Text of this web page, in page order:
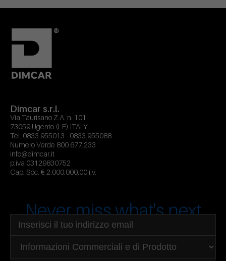
Dimcar s.r.l.
Via Taurisano Z.A. n. 101
73059 Ugento (LE) ITALY
Tel. 0833.955013 - 0833.955088
Numero Verde 800.677.233
info@dimcar.it
p.iva 03129830752
Cap. Soc. € 2.000.000,00 i.v.
Never miss what's next